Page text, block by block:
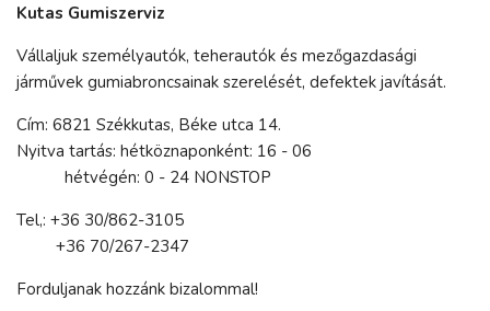
Kutas Gumiszerviz
Vállaljuk személyautók, teherautók és mezőgazdasági
járművek gumiabroncsainak szerelését, defektek javítását.
Cím: 6821 Székkutas, Béke utca 14.
Nyitva tartás: hétköznaponként: 16 - 06
hétvégén: 0 - 24 NONSTOP
Tel,: +36 30/862-3105
+36 70/267-2347
Forduljanak hozzánk bizalommal!